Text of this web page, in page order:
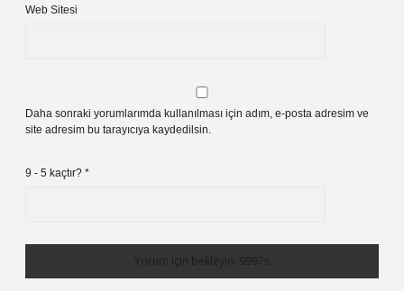
Web Sitesi
Daha sonraki yorumlarımda kullanılması için adım, e-posta adresim ve
site adresim bu tarayıcıya kaydedilsin.
9 - 5 kaçtır? *